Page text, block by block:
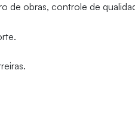
de obras, controle de